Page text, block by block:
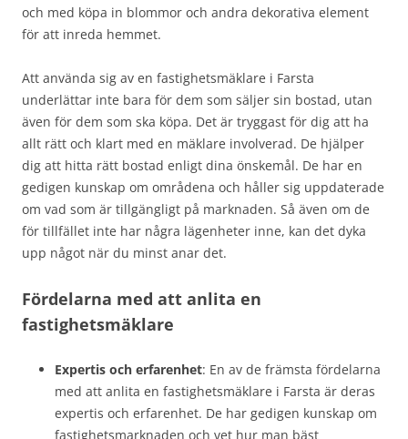
och med köpa in blommor och andra dekorativa element
för att inreda hemmet.
Att använda sig av en fastighetsmäklare i Farsta
underlättar inte bara för dem som säljer sin bostad, utan
även för dem som ska köpa. Det är tryggast för dig att ha
allt rätt och klart med en mäklare involverad. De hjälper
dig att hitta rätt bostad enligt dina önskemål. De har en
gedigen kunskap om områdena och håller sig uppdaterade
om vad som är tillgängligt på marknaden. Så även om de
för tillfället inte har några lägenheter inne, kan det dyka
upp något när du minst anar det.
Fördelarna med att anlita en
fastighetsmäklare
Expertis och erfarenhet: En av de främsta fördelarna
med att anlita en fastighetsmäklare i Farsta är deras
expertis och erfarenhet. De har gedigen kunskap om
fastighetsmarknaden och vet hur man bäst